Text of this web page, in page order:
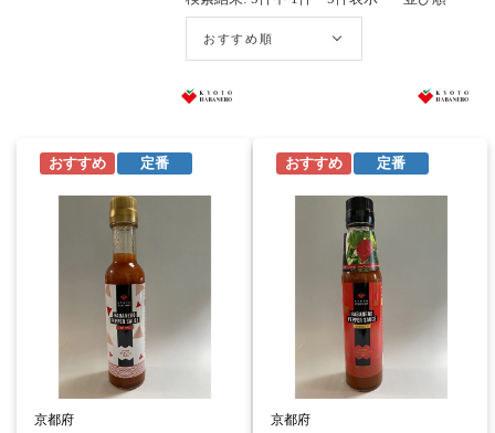
おすすめ 定番
京都府
おすすめ 定番
京都府